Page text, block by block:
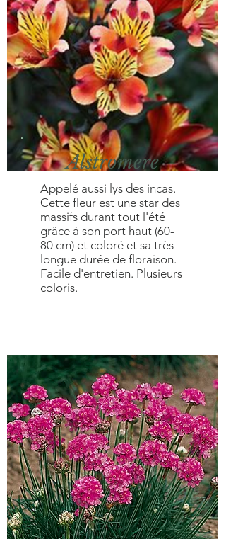
Alstromere
Appelé aussi lys des incas.
Cette fleur est une star des
massifs durant tout l'été
grâce à son port haut (60-
80 cm) et coloré et sa très
longue durée de floraison.
Facile d'entretien. Plusieurs
coloris.